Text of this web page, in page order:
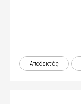
Αποδεκτές